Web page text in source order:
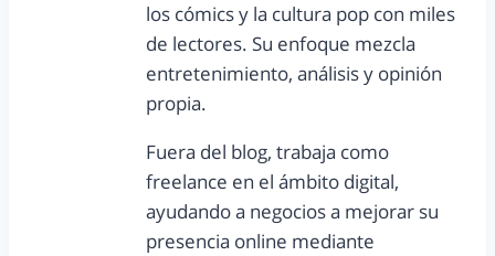
los cómics y la cultura pop con miles
de lectores. Su enfoque mezcla
entretenimiento, análisis y opinión
propia.
Fuera del blog, trabaja como
freelance en el ámbito digital,
ayudando a negocios a mejorar su
presencia online mediante